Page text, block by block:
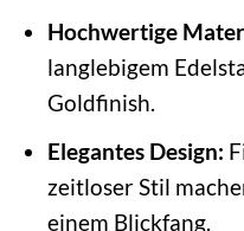
Hochwertige
langlebigem
Goldfinish.
Elegantes Design:
zeitloser Stil
einem Blickfang.